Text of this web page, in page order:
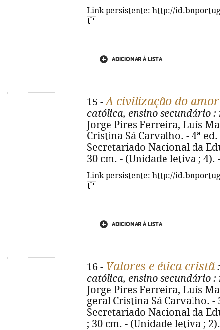
Link persistente: http://
ADICIONAR À LISTA
15 -A civilização do amor
católica, ensino secundário :
Jorge Pires Ferreira, Luís
Cristina Sá Carvalho. - 4ª
Secretariado Nacional da
30 cm. - (Unidade letiva ; 4).
Link persistente: http://
ADICIONAR À LISTA
16 - Valores e ética cristã
católica, ensino secundário :
Jorge Pires Ferreira, Luís
geral Cristina Sá Carvalho. -
Secretariado Nacional da
; 30 cm. - (Unidade letiva ;